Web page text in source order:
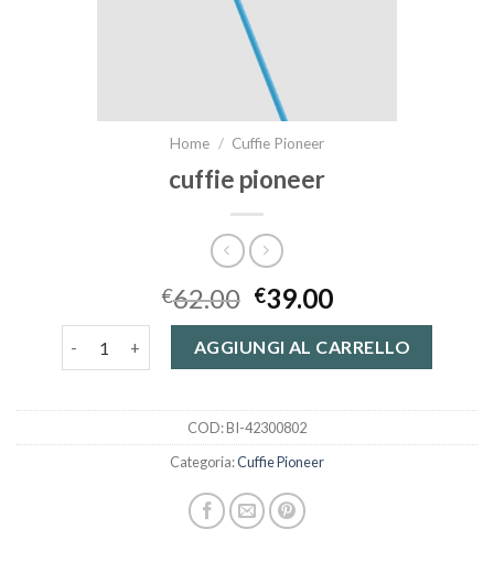
Home / Cuffie Pioneer
cuffie pioneer
€62.00 €39.00
cuffie pioneer quantitàAGGIUNGI AL CARRELLO
COD:BI-42300802
Categoria:Cuffie Pioneer